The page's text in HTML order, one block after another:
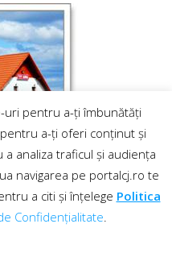
uri pentru a-ți îmbunătăți
a-ți oferi conținut și
analiza traficul și audiența
navigarea pe portalcj.ro te
a citi și înțelege Politica
Confidențialitate.